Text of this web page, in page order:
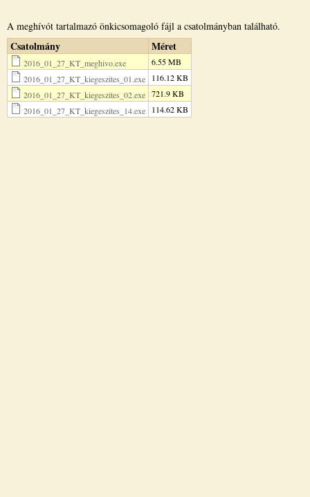
A meghívót tartalmazó önkicsomagoló fájl a csatolmányban található.
Csatolmány Méret
2016_01_27_KT_meghivo.exe
6.55 MB
2016_01_27_KT_kiegeszites_01.exe
116.12 KB
2016_01_27_KT_kiegeszites_02.exe 721.9 KB
2016_01_27_KT_kiegeszites_14.exe
114.62 KB